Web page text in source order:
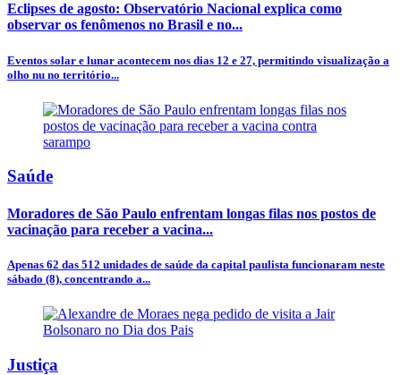
Eclipses de agosto: Observatório Nacional explica como
observar os fenômenos no Brasil e no...
Eventos solar e lunar acontecem nos dias 12 e 27, permitindo visualização a
olho nu no território...
Saúde
Moradores de São Paulo enfrentam longas filas nos postos de
vacinação para receber a vacina...
Apenas 62 das 512 unidades de saúde da capital paulista funcionaram neste
sábado (8), concentrando a...
Justiça